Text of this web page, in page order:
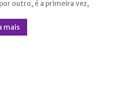
outro, é a primeira vez,
mais